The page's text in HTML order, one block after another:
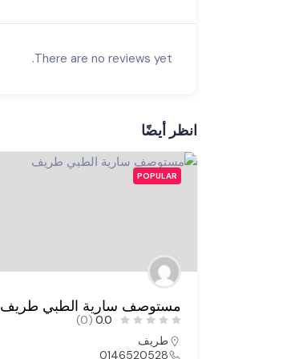
There are no reviews yet.
انظر أيضًا
POPULAR
مستوصف سارية الطبي طريف
0.0
(0)
طريف
0146520528